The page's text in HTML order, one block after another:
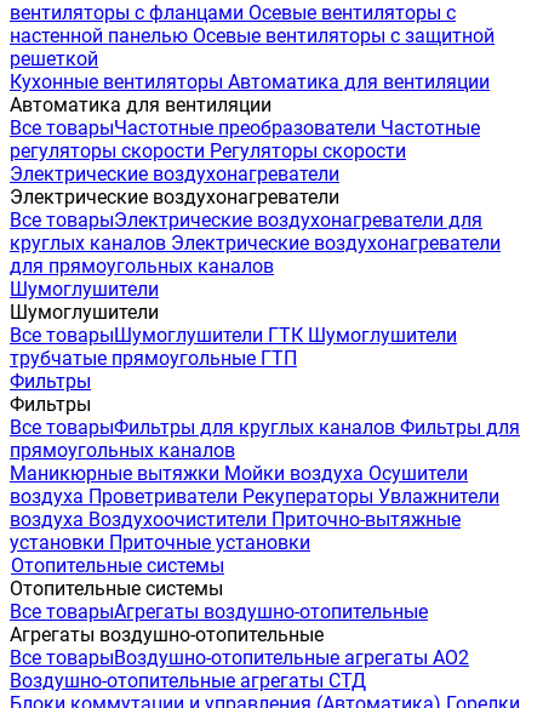
вентиляторы с фланцами Осевые вентиляторы с
настенной панелью Осевые вентиляторы с защитной
решеткой
Кухонные вентиляторы Автоматика для вентиляции
Автоматика для вентиляции
Все товарыЧастотные преобразователи Частотные
регуляторы скорости Регуляторы скорости
Электрические воздухонагреватели
Электрические воздухонагреватели
Все товарыЭлектрические воздухонагреватели для
круглых каналов Электрические воздухонагреватели
для прямоугольных каналов
Шумоглушители
Шумоглушители
Все товарыШумоглушители ГТК Шумоглушители
трубчатые прямоугольные ГТП
Фильтры
Фильтры
Все товарыФильтры для круглых каналов Фильтры для
прямоугольных каналов
Маникюрные вытяжки Мойки воздуха Осушители
воздуха Проветриватели Рекуператоры Увлажнители
воздуха Воздухоочистители Приточно-вытяжные
установки Приточные установки
Отопительные системы
Отопительные системы
Все товарыАгрегаты воздушно-отопительные
Агрегаты воздушно-отопительные
Все товарыВоздушно-отопительные агрегаты АО2
Воздушно-отопительные агрегаты СТД